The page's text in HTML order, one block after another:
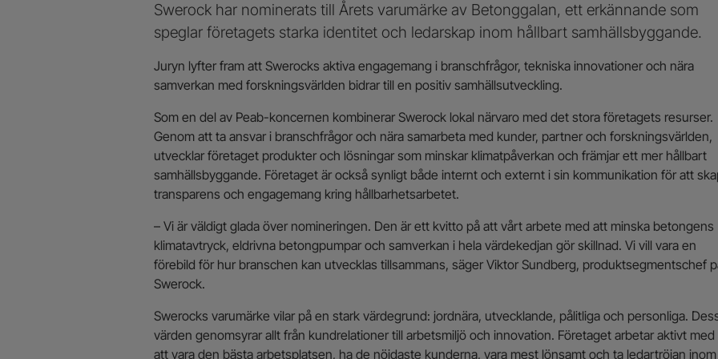
Swerock har nominerats till Årets varumärke av Betonggalan, ett erkännande som
speglar företagets starka identitet och ledarskap inom hållbart samhällsbyggande.
Juryn lyfter fram att Swerocks aktiva engagemang i branschfrågor, tekniska innovationer och nära
samverkan med forskningsvärlden bidrar till en positiv samhällsutveckling.
Som en del av Peab-koncernen kombinerar Swerock lokal närvaro med det stora företagets resurser.
Genom att ta ansvar i branschfrågor och nära samarbeta med kunder, partner och forskningsvärlden,
utvecklar företaget produkter och lösningar som minskar klimatpåverkan och främjar ett mer hållbart
samhällsbyggande. Företaget är också synligt både internt och externt i sin kommunikation för att
transparens och engagemang kring hållbarhetsarbetet.
– Vi är väldigt glada över nomineringen. Den är ett kvitto på att vårt arbete med att minska betongens
klimatavtryck, eldrivna betongpumpar och samverkan i hela värdekedjan gör skillnad. Vi vill vara en
förebild för hur branschen kan utvecklas tillsammans, säger Viktor Sundberg, produktsegmentschef
Swerock.
Swerocks varumärke vilar på en stark värdegrund: jordnära, utvecklande, pålitliga och personliga.
värden genomsyrar allt från kundrelationer till arbetsmiljö och innovation. Företaget arbetar aktivt med
att vara den bästa arbetsplatsen, ha de nöjdaste kunderna, vara mest lönsamt och ta ledartröjan inom